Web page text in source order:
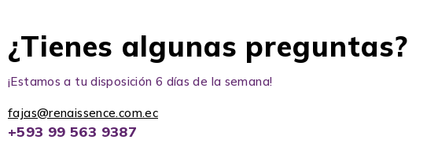
¿Tienes algunas preguntas?
¡Estamos a tu disposición 6 días de la semana!
fajas@renaissence.com.ec
+593 99 563 9387